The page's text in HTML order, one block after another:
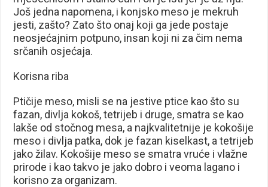
Još jedna napomena, i konjsko meso je mekruh
jesti, zašto? Zato što onaj koji ga jede postaje
neosjećajnim potpuno, insan koji ni za čim nema
srčanih osjećaja.
Korisna riba
Ptičije meso, misli se na jestive ptice kao što su
fazan, divlja kokoš, tetrijeb i druge, smatra se kao
lakše od stočnog mesa, a najkvalitetnije je kokošije
meso i divlja patka, dok je fazan kiselkast, a tetrijeb
jako žilav. Kokošije meso se smatra vruće i vlažne
prirode i kao takvo je jako dobro i veoma lagano i
korisno za organizam.